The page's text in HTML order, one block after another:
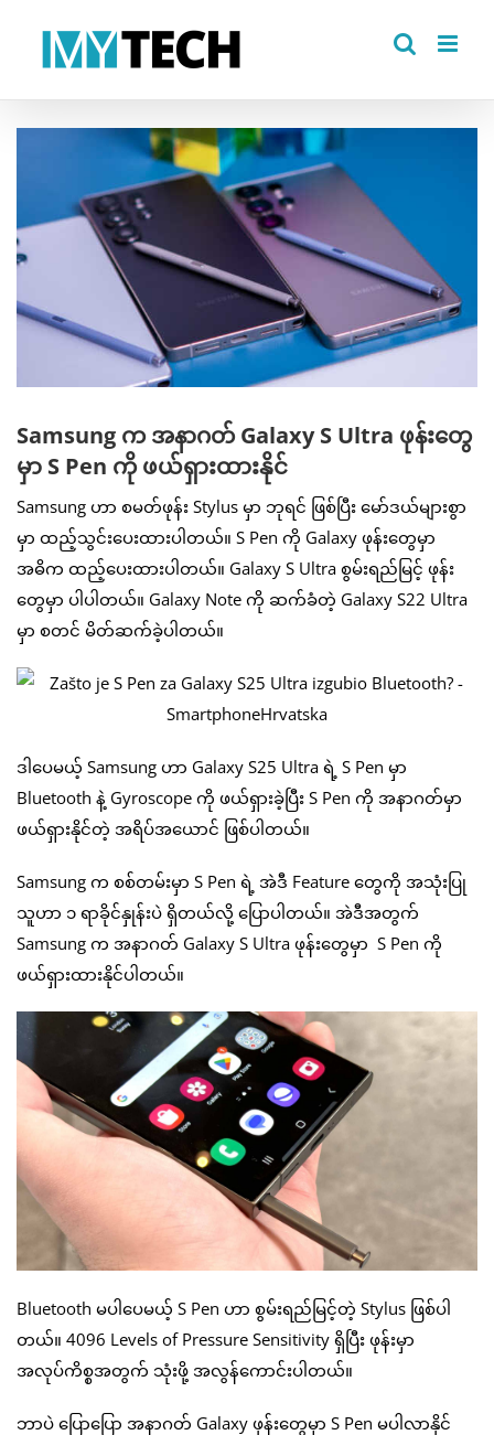
Samsung က အနာဂတ် Galaxy S Ultra ဖုန်းတွေ
မှာ S Pen ကို ဖယ်ရှားထားနိုင်
Samsung ဟာ စမတ်ဖုန်း Stylus မှာ ဘုရင် ဖြစ်ပြီး မော်ဒယ်များစွာ
မှာ ထည့်သွင်းပေးထားပါတယ်။ S Pen ကို Galaxy ဖုန်းတွေမှာ
အဓိက ထည့်ပေးထားပါတယ်။ Galaxy S Ultra စွမ်းရည်မြင့် ဖုန်း
တွေမှာ ပါပါတယ်။ Galaxy Note ကို ဆက်ခံတဲ့ Galaxy S22 Ultra
မှာ စတင် မိတ်ဆက်ခဲ့ပါတယ်။
ဒါပေမယ့် Samsung ဟာ Galaxy S25 Ultra ရဲ့ S Pen မှာ
Bluetooth နဲ့ Gyroscope ကို ဖယ်ရှားခဲ့ပြီး S Pen ကို အနာဂတ်မှာ
ဖယ်ရှားနိုင်တဲ့ အရိပ်အယောင် ဖြစ်ပါတယ်။
Samsung က စစ်တမ်းမှာ S Pen ရဲ့ အဲဒီ Feature တွေကို အသုံးပြု
သူဟာ ၁ ရာခိုင်နှုန်းပဲ ရှိတယ်လို့ ပြောပါတယ်။ အဲဒီအတွက်
Samsung က အနာဂတ် Galaxy S Ultra ဖုန်းတွေမှာ S Pen ကို
ဖယ်ရှားထားနိုင်ပါတယ်။
Bluetooth မပါပေမယ့် S Pen ဟာ စွမ်းရည်မြင့်တဲ့ Stylus ဖြစ်ပါ
တယ်။ 4096 Levels of Pressure Sensitivity ရှိပြီး ဖုန်းမှာ
အလုပ်ကိစ္စအတွက် သုံးဖို့ အလွန်ကောင်းပါတယ်။
ဘာပဲ ပြောပြော အနာဂတ် Galaxy ဖုန်းတွေမှာ S Pen မပါလာနိုင်